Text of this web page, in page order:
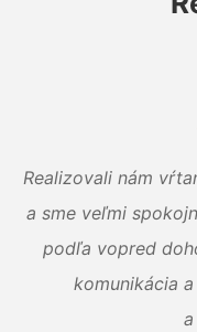
Realizovali nám
a sme veľmi
podľa vopred
komunikácia